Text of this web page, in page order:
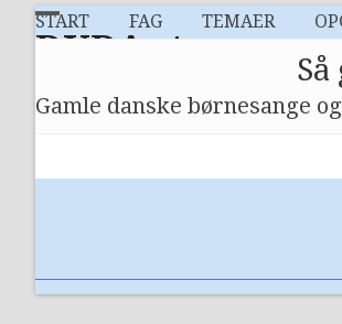
Skip
DUDAs temaer
START FAG TEMAER
Open
menu
Close
menu
Gamle danske børnesange